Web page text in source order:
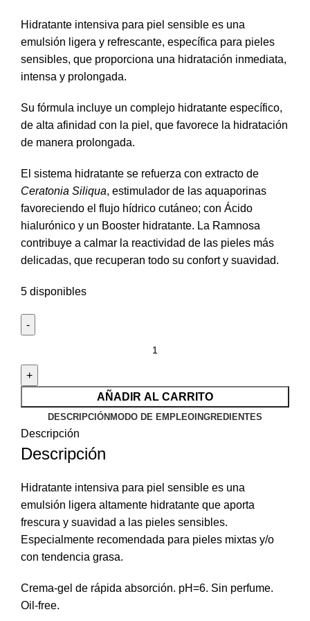
Hidratante intensiva para piel sensible es una
emulsión ligera y refrescante, específica para pieles
sensibles, que proporciona una hidratación inmediata,
intensa y prolongada.
Su fórmula incluye un complejo hidratante específico,
de alta afinidad con la piel, que favorece la hidratación
de manera prolongada.
El sistema hidratante se refuerza con extracto de
Ceratonia Siliqua, estimulador de las aquaporinas
favoreciendo el flujo hídrico cutáneo; con Ácido
hialurónico y un Booster hidratante. La Ramnosa
contribuye a calmar la reactividad de las pieles más
delicadas, que recuperan todo su confort y suavidad.
5 disponibles
AÑADIR AL CARRITO
DESCRIPCIÓNMODO DE EMPLEOINGREDIENTES
Descripción
Descripción
Hidratante intensiva para piel sensible es una
emulsión ligera altamente hidratante que aporta
frescura y suavidad a las pieles sensibles.
Especialmente recomendada para pieles mixtas y/o
con tendencia grasa.
Crema-gel de rápida absorción. pH=6. Sin perfume.
Oil-free.